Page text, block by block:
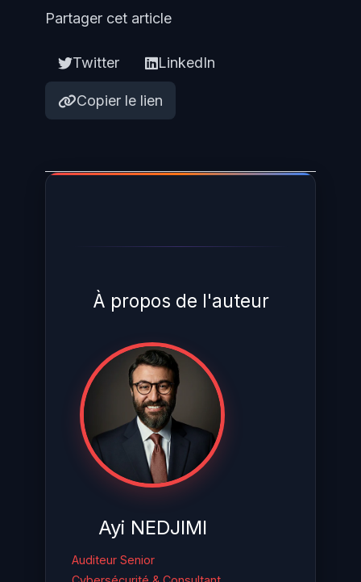
Partager cet article
Twitter LinkedIn
Copier le lien
À propos de l'auteur
Ayi NEDJIMI
Auditeur Senior